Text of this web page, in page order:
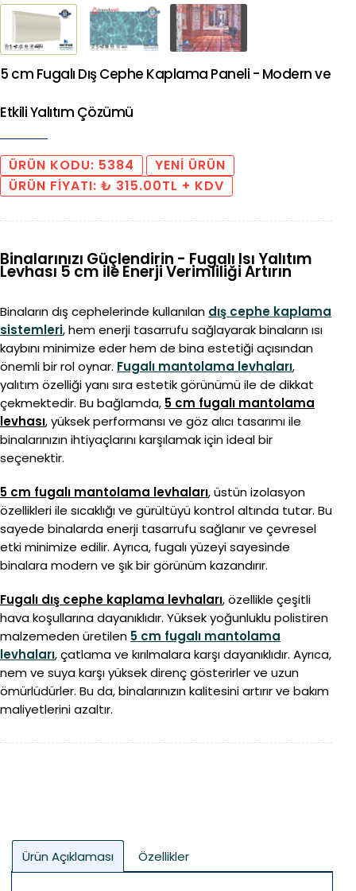
5 cm Fugalı Dış Cephe Kaplama Paneli - Modern ve
Etkili Yalıtım Çözümü
ÜRÜN KODU: 5384
YENİ ÜRÜN
ÜRÜN FİYATI: ₺ 315.00TL + KDV
Binalarınızı Güçlendirin - Fugalı Isı Yalıtım
Levhası 5 cm ile Enerji Verimliliği Artırın
Binaların dış cephelerinde kullanılan dış cephe kaplama
sistemleri, hem enerji tasarrufu sağlayarak binaların ısı
kaybını minimize eder hem de bina estetiği açısından
önemli bir rol oynar. Fugalı mantolama levhaları,
yalıtım özelliği yanı sıra estetik görünümü ile de dikkat
çekmektedir. Bu bağlamda, 5 cm fugalı mantolama
levhası, yüksek performansı ve göz alıcı tasarımı ile
binalarınızın ihtiyaçlarını karşılamak için ideal bir
seçenektir.
5 cm fugalı mantolama levhaları, üstün izolasyon
özellikleri ile sıcaklığı ve gürültüyü kontrol altında tutar. Bu
sayede binalarda enerji tasarrufu sağlanır ve çevresel
etki minimize edilir. Ayrıca, fugalı yüzeyi sayesinde
binalara modern ve şık bir görünüm kazandırır.
Fugalı dış cephe kaplama levhaları, özellikle çeşitli
hava koşullarına dayanıklıdır. Yüksek yoğunluklu polistiren
malzemeden üretilen 5 cm fugalı mantolama
levhaları, çatlama ve kırılmalara karşı dayanıklıdır. Ayrıca,
nem ve suya karşı yüksek direnç gösterirler ve uzun
ömürlüdürler. Bu da, binalarınızın kalitesini artırır ve bakım
maliyetlerini azaltır.
Ürün Açıklaması Özellikler